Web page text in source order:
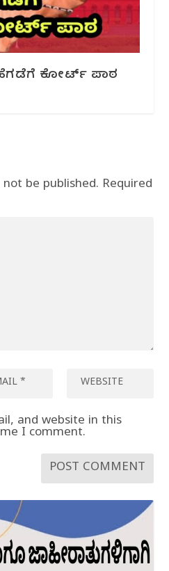
ಕೋರ್ಟ್ ಪಾಠ
be published. Required
and website in this
I comment.